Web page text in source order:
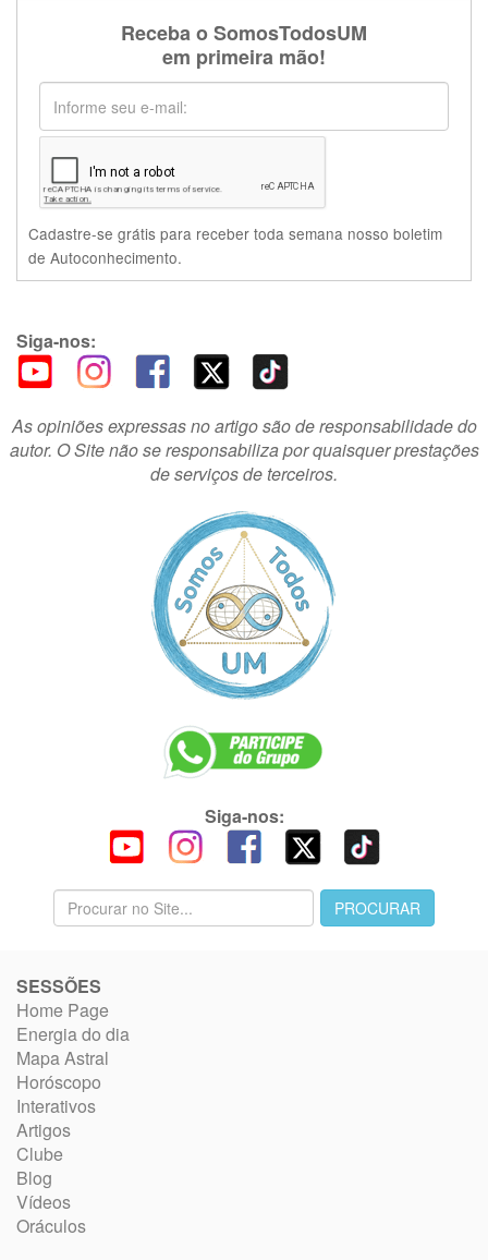
Receba o SomosTodosUM
em primeira mão!
Cadastre-se grátis para receber toda semana nosso boletim
de Autoconhecimento.
Siga-nos:
As opiniões expressas no artigo são de responsabilidade do
autor. O Site não se responsabiliza por quaisquer prestações
de serviços de terceiros.
Siga-nos:
SESSÕES
Home Page
Energia do dia
Mapa Astral
Horóscopo
Interativos
Artigos
Clube
Blog
Vídeos
Oráculos